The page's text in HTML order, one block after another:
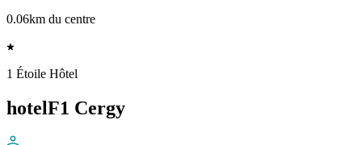
0.06km du centre
1 Étoile Hôtel
hotelF1 Cergy